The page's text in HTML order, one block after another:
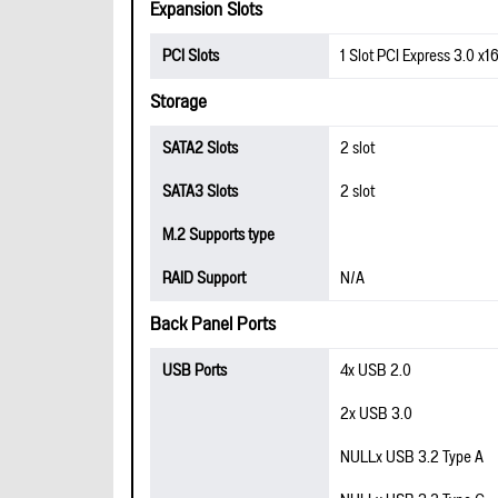
Expansion Slots
PCI Slots 1 Slot PCI Express 3.0 x16
Storage
SATA2 Slots
2 slot
SATA3 Slots
2 slot
M.2 Supports type
RAID Support
N/A
Back Panel Ports
USB Ports
4x USB 2.0
2x USB 3.0
NULLx USB 3.2 Type A